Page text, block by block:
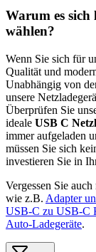
Warum es sich
wählen?
Wenn Sie sich für
Qualität und
Unabhängig von
unsere
Überprüfen Sie
ideale USB C
immer aufgeladen
müssen Sie sich
investieren Sie in
Vergessen Sie
wie z.B. Adapter
USB-C zu USB-C
Auto-Ladegeräte.